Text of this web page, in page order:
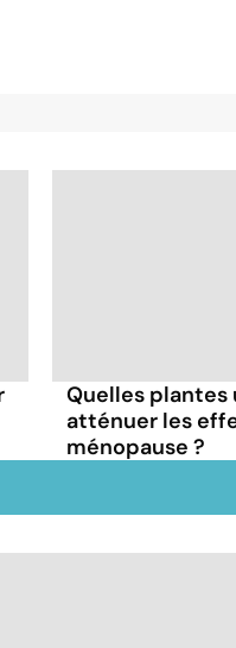
Quelles
atténuer les
ménopause ?